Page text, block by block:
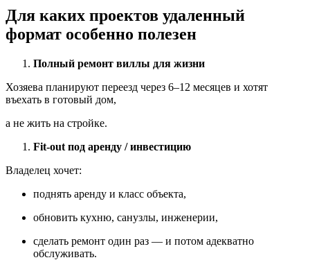
Для каких проектов удаленный
формат особенно полезен
Полный ремонт виллы для жизни
Хозяева планируют переезд через 6–12 месяцев и хотят
въехать в готовый дом,
а не жить на стройке.
Fit-out под аренду / инвестицию
Владелец хочет:
поднять аренду и класс объекта,
обновить кухню, санузлы, инженерии,
сделать ремонт один раз — и потом адекватно
обслуживать.